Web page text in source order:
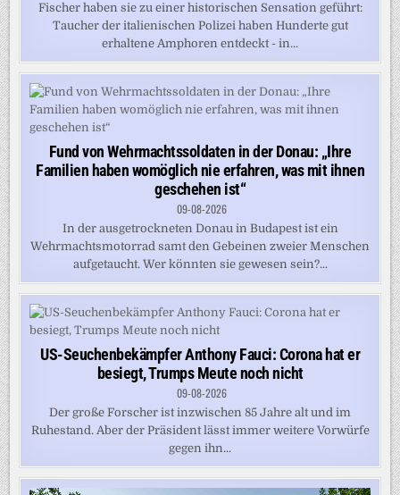
Fischer haben sie zu einer historischen Sensation geführt:
Taucher der italienischen Polizei haben Hunderte gut
erhaltene Amphoren entdeckt - in...
Fund von Wehrmachtssoldaten in der Donau: „Ihre
Familien haben womöglich nie erfahren, was mit ihnen
geschehen ist“
09-08-2026
In der ausgetrockneten Donau in Budapest ist ein
Wehrmachtsmotorrad samt den Gebeinen zweier Menschen
aufgetaucht. Wer könnten sie gewesen sein?...
US-Seuchenbekämpfer Anthony Fauci: Corona hat er
besiegt, Trumps Meute noch nicht
09-08-2026
Der große Forscher ist inzwischen 85 Jahre alt und im
Ruhestand. Aber der Präsident lässt immer weitere Vorwürfe
gegen ihn...